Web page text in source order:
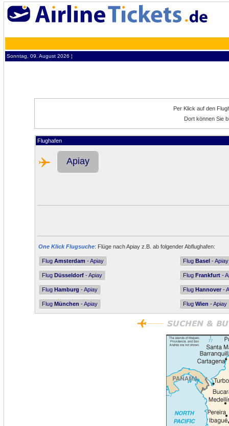
Sonntag, 09. August 2026 ¦
Per Klick auf den
Dort können Sie
Flughafen
Apiay
One Klick Flugsuche: Flüge nach Apiay z.B. ab folgender Abflughafen:
Flug Amsterdam - Apiay Flug Basel - Apiay
Flug Düsseldorf - Apiay Flug Frankfurt -
Flug Hamburg - Apiay Flug Hannover -
Flug München - Apiay Flug Wien - Apiay